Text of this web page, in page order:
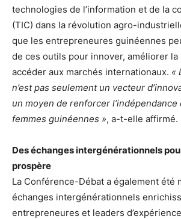
technologies de l’information et de la
(TIC) dans la révolution agro-
que les entrepreneures guinéennes
de ces outils pour innover, améliorer
accéder aux marchés internationaux. «
n’est pas seulement un vecteur
un moyen de renforcer
femmes guinéennes », a-t-elle affirmé.
Des échanges intergénérationnels
prospère
La Conférence-Débat a également été
échanges intergénérationnels
entrepreneures et leaders